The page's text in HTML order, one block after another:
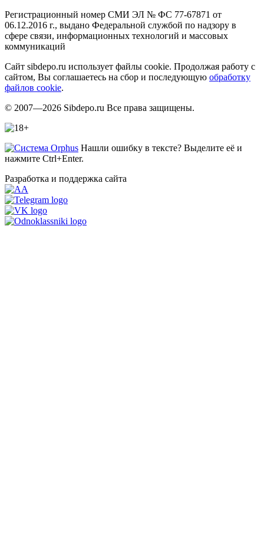
Регистрационный номер СМИ ЭЛ № ФС 77-67871 от
06.12.2016 г., выдано Федеральной службой по надзору в
сфере связи, информационных технологий и массовых
коммуникаций
Сайт sibdepo.ru использует файлы cookie. Продолжая работу с
сайтом, Вы соглашаетесь на сбор и последующую обработку
файлов cookie.
© 2007—2026 Sibdepo.ru Все права защищены.
Нашли ошибку в тексте? Выделите её и
нажмите Ctrl+Enter.
Разработка и поддержка сайта